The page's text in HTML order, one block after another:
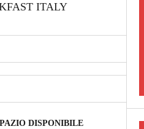
ITALY
DISPONIBILE